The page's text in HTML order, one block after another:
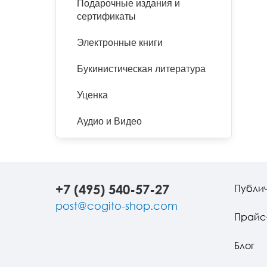
Подарочные издания и
сертификаты
Электронные книги
Букинистическая литература
Уценка
Аудио и Видео
+7 (495) 540-57-27
post@cogito-shop.com
Блог